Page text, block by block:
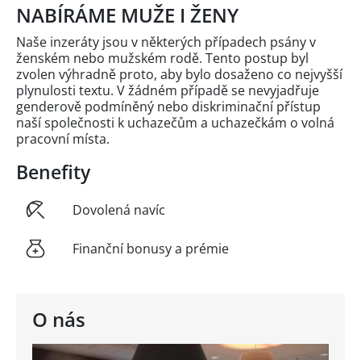
O nás
NABÍRÁME MUŽE I ŽENY
Naše inzeráty jsou v některých případech psány v
ženském nebo mužském rodě. Tento postup byl
zvolen výhradně proto, aby bylo dosaženo co nejvyšší
plynulosti textu. V žádném případě se nevyjadřuje
genderově podmíněný nebo diskriminační přístup
naší společnosti k uchazečům a uchazečkám o volná
pracovní místa.
Benefity
Dovolená navíc
Finanční bonusy a prémie